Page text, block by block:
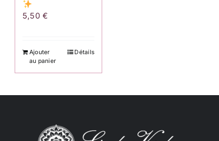
5,50€
Ajouter
au panier
Détails